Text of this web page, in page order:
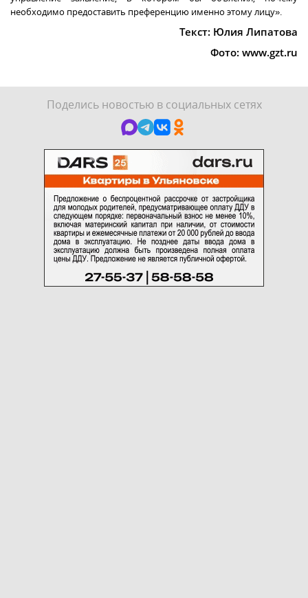
необходимо предоставить преференцию именно этому лицу».
Текст: Юлия Липатова
Фото: www.gzt.ru
Поделись новостью в социальных сетях